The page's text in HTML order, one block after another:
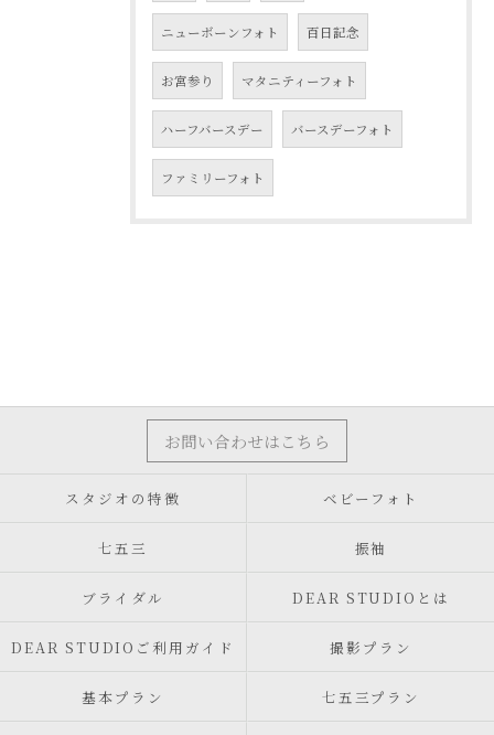
ニューボーンフォト 百日記念
お宮参り マタニティーフォト
ハーフバースデー バースデーフォト
ファミリーフォト
お問い合わせはこちら
スタジオの特徴 ベビーフォト
七五三 振袖
ブライダル DEAR STUDIOとは
DEAR STUDIOご利用ガイド 撮影プラン
基本プラン 七五三プラン